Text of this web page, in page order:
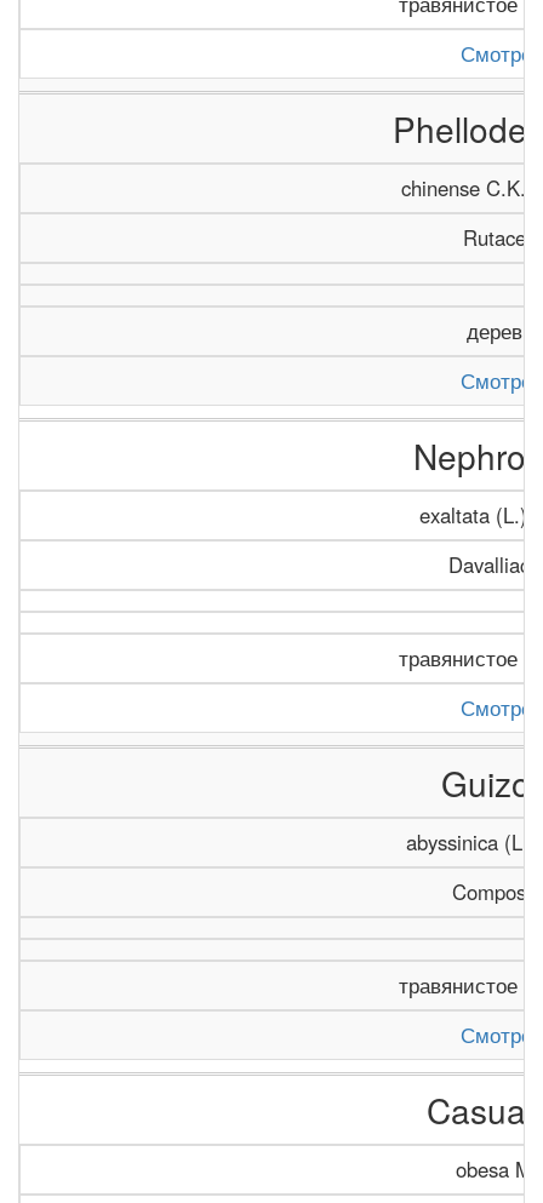
chinense C.K.
деревья
exaltata (L.)
травянистое
abyssinica
травянистое
obesa